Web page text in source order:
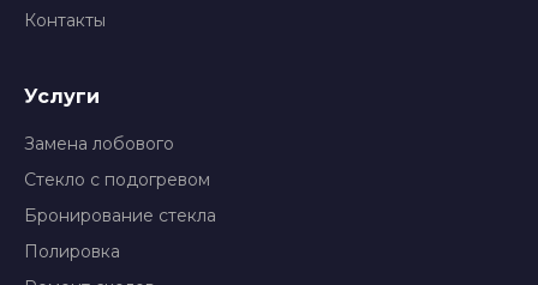
Контакты
Услуги
Замена лобового
Стекло с подогревом
Бронирование стекла
Полировка